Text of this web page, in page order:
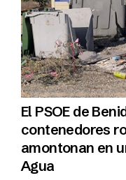
El PSOE de
contenedores
amontonan en
Agua